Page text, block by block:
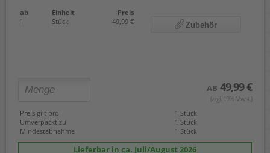
ab Einheit
Preis
1
Stück 49,99 € Zubehör
AB 49,99 €
(zzgl. 19% Mwst.)
Preis gilt pro
1 Stück
Umverpackt zu
1 Stück
Mindestabnahme
1 Stück
Lieferbar in ca. Juli/August 2026